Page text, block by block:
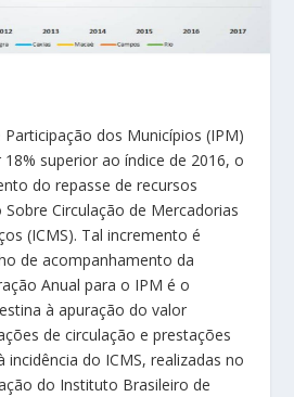
dos Municípios (IPM)
superior ao índice de 2016, o
do repasse de recursos
Circulação de Mercadorias
(ICMS). Tal incremento é
de acompanhamento da
Anual para o IPM é o
à apuração do valor
de circulação e prestações
incidência do ICMS, realizadas no
do Instituto Brasileiro de